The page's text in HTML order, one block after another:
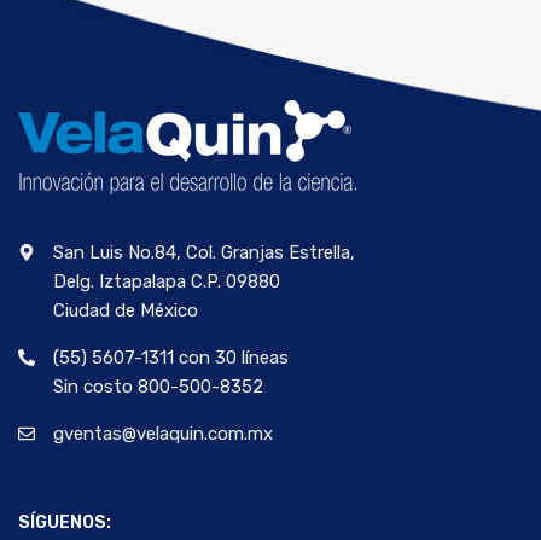
San Luis No.84, Col. Granjas Estrella,
Delg. Iztapalapa C.P. 09880
Ciudad de México
(55) 5607-1311 con 30 líneas
Sin costo 800-500-8352
gventas@velaquin.com.mx
SÍGUENOS: